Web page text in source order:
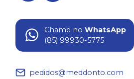
Chame no WhatsApp
(85) 99930-5775
pedidos@meddonto.com